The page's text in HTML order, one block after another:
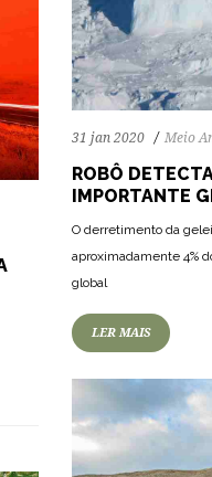
31 jan 2020 Meio
ROBÔ
IMPORTANTE
O derretimento da
aproximadamente 4%
global
LER MAIS